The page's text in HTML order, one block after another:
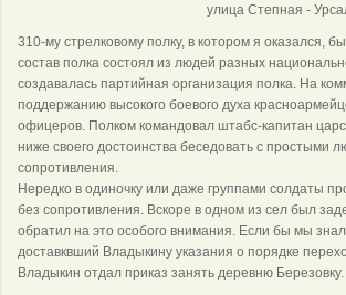
улица Степная
310-му стрелковому полку, в котором я оказался,
состав полка состоял из людей разных
создавалась партийная организация полка. На
поддержанию высокого боевого духа
офицеров. Полком командовал штабс-капитан
ниже своего достоинства беседовать с простыми
сопротивления.
Нередко в одиночку или даже группами солдаты
без сопротивления. Вскоре в одном из сел был
обратил на это особого внимания. Если бы мы
доставквший Владыкину указания о порядке
Владыкин отдал приказ занять деревню Березовку.